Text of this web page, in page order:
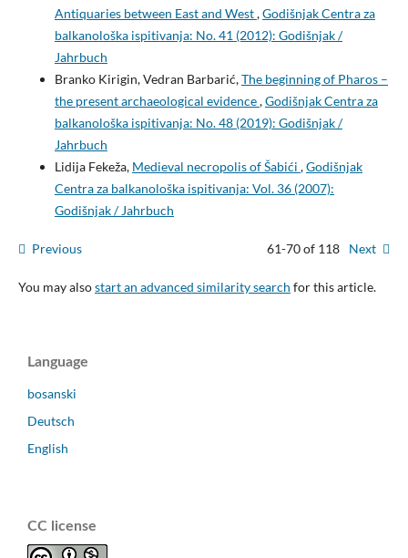
Antiquaries between East and West,Godišnjak Centra za
balkanološka ispitivanja: No. 41 (2012): Godišnjak /
Jahrbuch
Branko Kirigin, Vedran Barbarić,The beginning of Pharos –
the present archaeological evidence,Godišnjak Centra za
balkanološka ispitivanja: No. 48 (2019): Godišnjak /
Jahrbuch
Lidija Fekeža, Medieval necropolis of Šabići ,Godišnjak
Centra za balkanološka ispitivanja: Vol. 36 (2007):
Godišnjak / Jahrbuch
Previous 61-70 of 118 Next
You may alsostart an advanced similarity search for this article.
Language
bosanski
Deutsch
English
CC license